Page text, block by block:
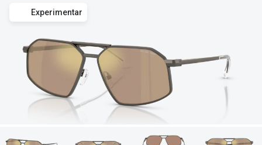
Pedro
Marta
Luís
Experimentar